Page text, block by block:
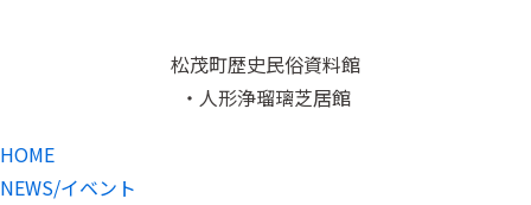
松茂町歴史民俗資料館
・人形浄瑠璃芝居館
HOME
NEWS/イベント